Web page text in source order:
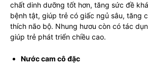
chất dinh dưỡng tốt hơn, tăng sức đề
bệnh tật, giúp trẻ có giấc ngủ sâu, tăng
thích não bộ. Nhung hươu còn có tác
giúp trẻ phát triển chiều cao.
Nước cam cô đặc